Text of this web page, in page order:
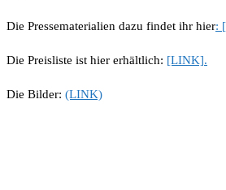
Die Pressematerialien dazu findet ihr hier:
Die Preisliste ist hier erhältlich: [LINK].
Die Bilder: (LINK)